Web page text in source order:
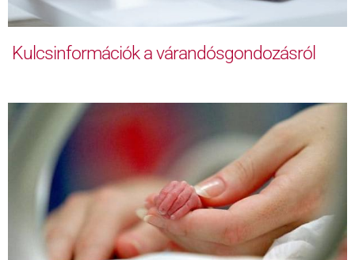
Kulcsinformációk a várandósgondozásról